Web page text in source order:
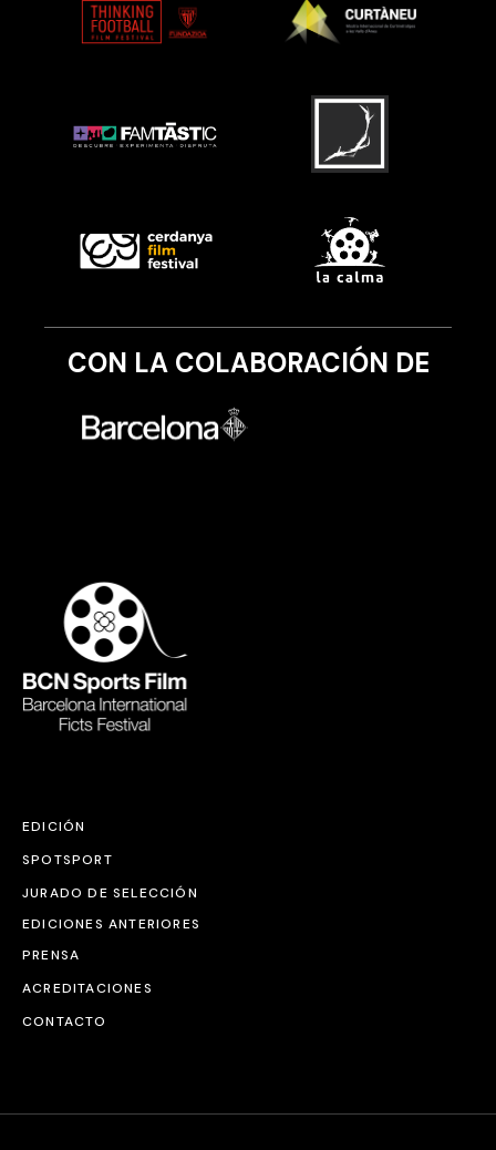
CON LA COLABORACIÓN DE
EDICIÓN
SPOTSPORT
JURADO DE SELECCIÓN
EDICIONES ANTERIORES
PRENSA
ACREDITACIONES
CONTACTO